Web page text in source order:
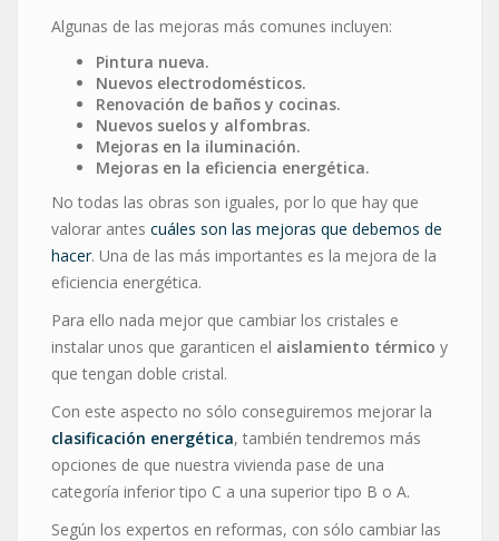
Algunas de las mejoras más comunes incluyen:
Pintura nueva.
Nuevos electrodomésticos.
Renovación de baños y cocinas.
Nuevos suelos y alfombras.
Mejoras en la iluminación.
Mejoras en la eficiencia energética.
No todas las obras son iguales, por lo que hay que
valorar antes cuáles son las mejoras que debemos de
hacer. Una de las más importantes es la mejora de la
eficiencia energética.
Para ello nada mejor que cambiar los cristales e
instalar unos que garanticen el aislamiento térmico y
que tengan doble cristal.
Con este aspecto no sólo conseguiremos mejorar la
clasificación energética, también tendremos más
opciones de que nuestra vivienda pase de una
categoría inferior tipo C a una superior tipo B o A.
Según los expertos en reformas, con sólo cambiar las